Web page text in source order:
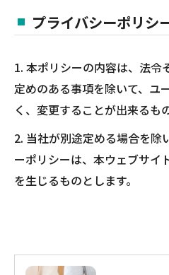
プライバシーポリシ
1. 本ポリシーの内容は、法令
定めのある事項を除いて、ユ
く、変更することが出来るも
2. 当社が別途定める場合を除
ーポリシーは、本ウェブサイ
を生じるものとします。